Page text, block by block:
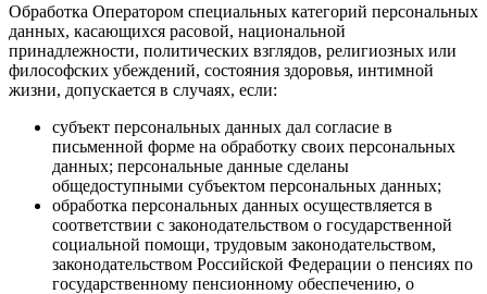
Обработка Оператором специальных категорий персональных
данных, касающихся расовой, национальной
принадлежности, политических взглядов, религиозных или
философских убеждений, состояния здоровья, интимной
жизни, допускается в случаях, если:
субъект персональных данных дал согласие в
письменной форме на обработку своих персональных
данных; персональные данные сделаны
общедоступными субъектом персональных данных;
обработка персональных данных осуществляется в
соответствии с законодательством о государственной
социальной помощи, трудовым законодательством,
законодательством Российской Федерации о пенсиях по
государственному пенсионному обеспечению, о